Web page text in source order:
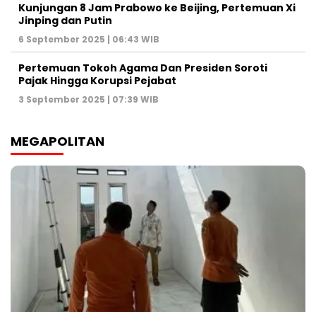
Kunjungan 8 Jam Prabowo ke Beijing, Pertemuan Xi
Jinping dan Putin
6 September 2025 | 06:43 WIB
Pertemuan Tokoh Agama Dan Presiden Soroti
Pajak Hingga Korupsi Pejabat
3 September 2025 | 07:39 WIB
MEGAPOLITAN